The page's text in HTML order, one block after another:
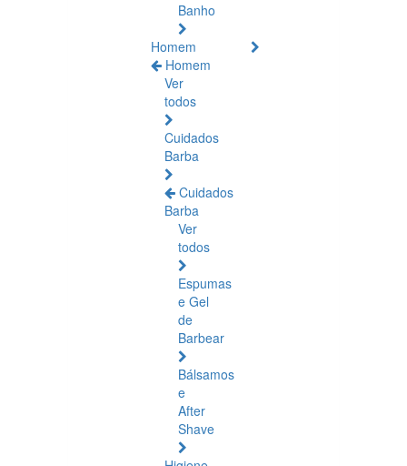
Banho
Homem
Homem
Ver
todos
Cuidados
Barba
Cuidados
Barba
Ver
todos
Espumas
e Gel
de
Barbear
Bálsamos
e
After
Shave